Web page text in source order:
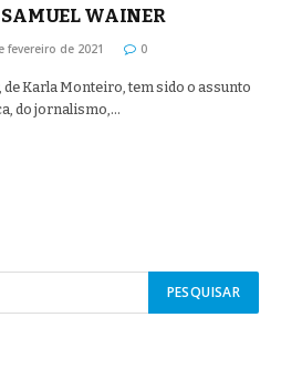
WAINER
fevereiro de 2021 0
Karla Monteiro, tem sido o assunto
do jornalismo,…